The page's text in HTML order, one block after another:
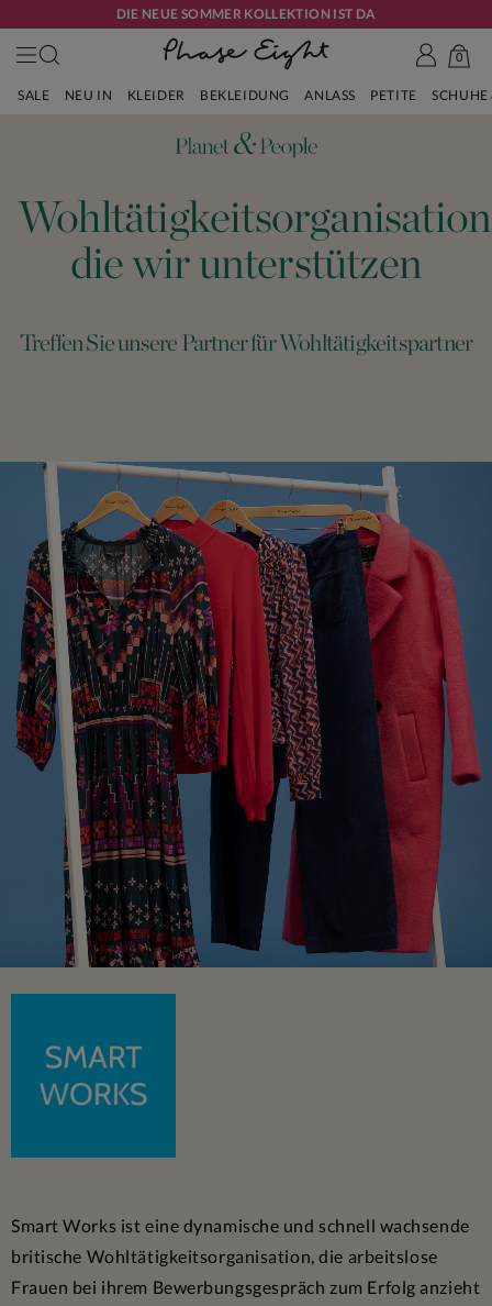
DIE NEUE SOMMER KOLLEKTION IST DA
0
SALE NEU IN KLEIDER BEKLEIDUNG ANLASS PETITE
die wir unterstützen
Treffen Sie unsere Partner für Wohltätigkeitspartner
Smart Works ist eine dynamische und schnell wachsende
britische Wohltätigkeitsorganisation, die arbeitslose
Frauen bei ihrem Bewerbungsgespräch zum Erfolg anzieht